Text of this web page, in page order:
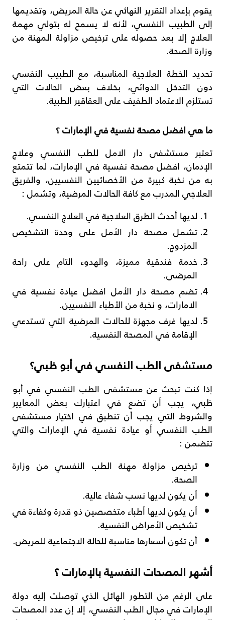
يقوم بإعداد التقرير النهائي عن حالة المريض، وتقديمها
إلى الطبيب النفسي، لأنه لا يسمح له بتولي مهمة
العلاج إلا بعد حصوله على ترخيص مزاولة المهنة من
وزارة الصحة.
تحديد الخطة العلاجية المناسبة، مع الطبيب النفسي
دون التدخل الدوائي، بخلاف بعض الحالات التي
تستلزم الاعتماد الطفيف على العقاقير الطبية.
ما هي افضل مصحة نفسية في الإمارات ؟
تعتبر مستشفى دار الامل للطب النفسي وعلاج
الإدمان، افضل مصحة نفسية في الإمارات، لما تتمتع
به من نخبة كبيرة من الأخصائيين النفسيين، والفريق
العلاجي المدرب مع كافة الحالات المرضية، وتشمل :
لديها أحدث الطرق العلاجية في العلاج النفسي.
تشمل مصحة دار الأمل على وحدة التشخيص
المزدوج.
خدمة فندقية مميزة، والهدوء التام على راحة
المرضى.
تضم مصحة دار الأمل افضل عيادة نفسية في
الامارات، و نخبة من الأطباء النفسيين.
لديها غرف مجهزة للحالات المرضية التي تستدعي
الإقامة في المصحة النفسية.
مستشفى الطب النفسي في أبو ظبي؟
إذا كنت تبحث عن مستشفى الطب النفسي في أبو
ظبي، يجب أن تضع في اعتبارك بعض المعايير
والشروط التي يجب أن تنطبق في اختيار مستشفى
الطب النفسي أو عيادة نفسية في الإمارات والتي
تتضمن :
ترخيص مزاولة مهنة الطب النفسي من وزارة
الصحة.
أن يكون لديها نسب شفاء عالية.
أن يكون لديها أطباء متخصصين ذو قدرة وكفاءة في
تشخيص الأمراض النفسية.
أن تكون أسعارها مناسبة للحالة الاجتماعية للمريض.
أشهر المصحات النفسية بالإمارات ؟
على الرغم من التطور الهائل الذي توصلت إليه دولة
الإمارات في مجال الطب النفسي، إلا إن عدد المصحات